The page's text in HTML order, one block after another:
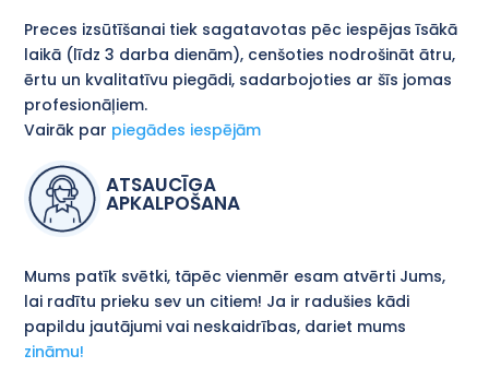
Preces izsūtīšanai tiek sagatavotas pēc iespējas īsākā
laikā (līdz 3 darba dienām), cenšoties nodrošināt ātru,
ērtu un kvalitatīvu piegādi, sadarbojoties ar šīs jomas
profesionāļiem.
Vairāk par piegādes iespējām
ATSAUCĪGA
APKALPOŠANA
Mums patīk svētki, tāpēc vienmēr esam atvērti Jums,
lai radītu prieku sev un citiem! Ja ir radušies kādi
papildu jautājumi vai neskaidrības, dariet mums
zināmu!